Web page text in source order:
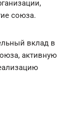
союза.
вклад в
активную